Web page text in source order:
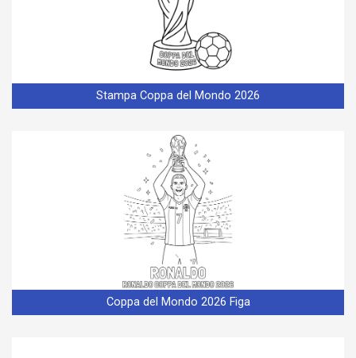
Stampa Coppa del Mondo 2026
Coppa del Mondo 2026 Figa